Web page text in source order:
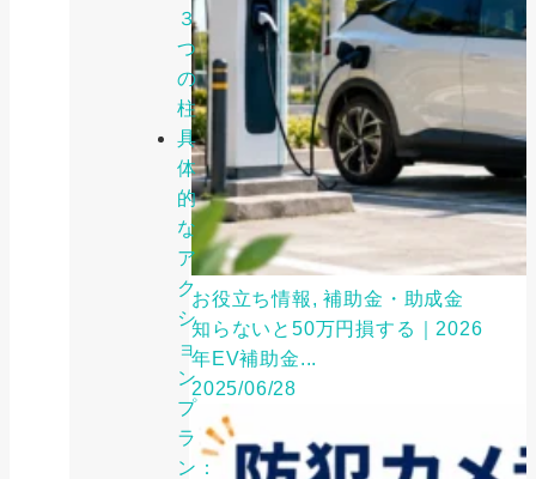
３
つ
の
柱
具
体
的
な
ア
ク
シ
ョ
ン
プ
ラ
ン：
お役立ち情報, 補助金・助成金
知らないと50万円損する｜2026
年EV補助金...
2025/06/28